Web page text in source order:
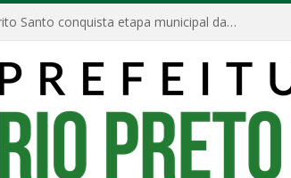
Escola Municipal Divino Espírito Santo conquista etapa municipal da V Feira Amazonense de Matemática